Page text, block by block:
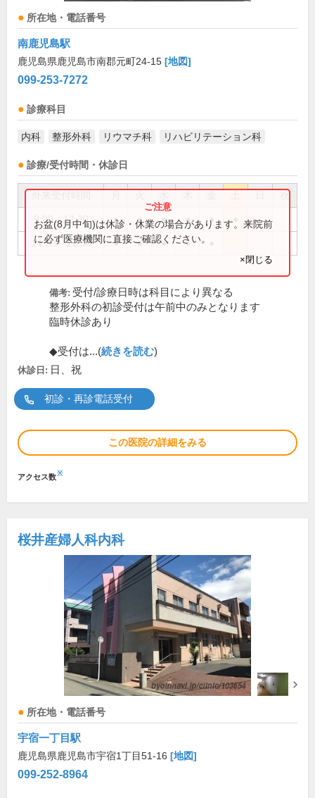
所在地・電話番号
南鹿児島駅
鹿児島県鹿児島市南郡元町24-15 [地図]
099-253-7272
診療科目
内科 整形外科 リウマチ科 リハビリテーション科
診療/受付時間・休診日
祝
9:00～12:30 ● ● ● ● ●
14:30～17:30 ● ● ● ●
お盆(8月中旬)は休診・休業の場合があります。来院前
に必ず医療機関に直接ご確認ください。
×閉じる
備考: 受付/診療日時は科目により異なる
整形外科の初診受付は午前中のみとなります
臨時休診あり
◆受付は...(続きを読む)
休診日: 日、祝
初診・再診電話受付
この医院の詳細をみる
アクセス数※
桜井産婦人科内科
所在地・電話番号
宇宿一丁目駅
鹿児島県鹿児島市宇宿1丁目51-16 [地図]
099-252-8964